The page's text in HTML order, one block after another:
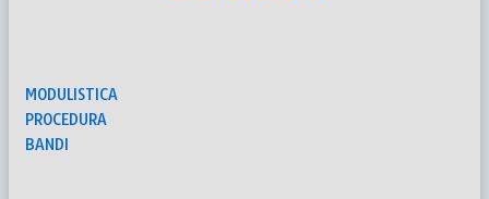
MODULISTICA
PROCEDURA
BANDI